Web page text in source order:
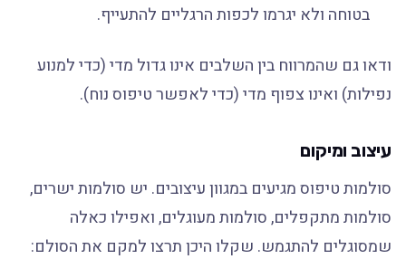
בטוחה ולא יגרמו לכפות הרגליים להתעייף.
ודאו גם שהמרווח בין השלבים אינו גדול מדי (כדי למנוע
נפילות) ואינו צפוף מדי (כדי לאפשר טיפוס נוח).
עיצוב ומיקום
סולמות טיפוס מגיעים במגוון עיצובים. יש סולמות ישרים,
סולמות מתקפלים, סולמות מעוגלים, ואפילו כאלה
שמסוגלים להתגמש. שקלו היכן תרצו למקם את הסולם: